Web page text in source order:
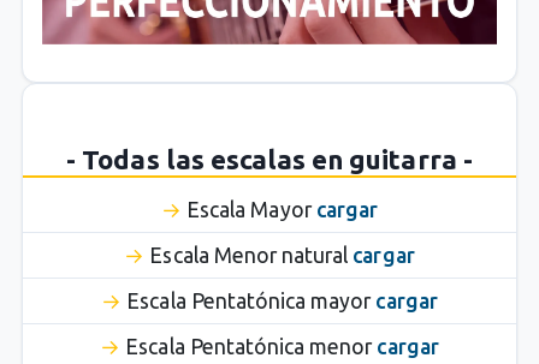
- Todas las escalas en guitarra -
Escala Mayor cargar
Escala Menor natural cargar
Escala Pentatónica mayor cargar
Escala Pentatónica menor cargar